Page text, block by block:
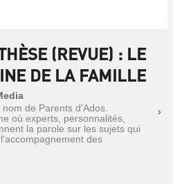
(REVUE) : LE
DE LA FAMILLE
de Parents d'Ados.
où experts, personnalités,
la parole sur les sujets qui
des